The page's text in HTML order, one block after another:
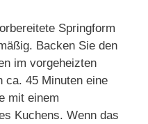
Springform
Backen Sie den
im vorgeheizten
ca. 45 Minuten eine
mit einem
Kuchens. Wenn das